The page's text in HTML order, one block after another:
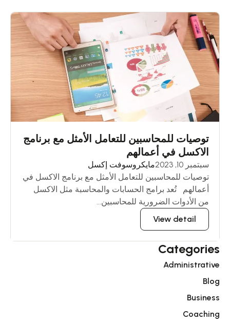
توصيات للمحاسبين للتعامل الأمثل مع برنامج
الاكسل في أعمالهم
سبتمبر 10, 2023
مايكروسوفت إكسل
توصيات للمحاسبين للتعامل الأمثل مع برنامج الاكسل في
أعمالهم تُعد برامج الحسابات والمحاسبة مثل الاكسل
من الأدوات الضرورية للمحاسبين...
View detail
Categories
Administrative
Blog
Business
Coaching